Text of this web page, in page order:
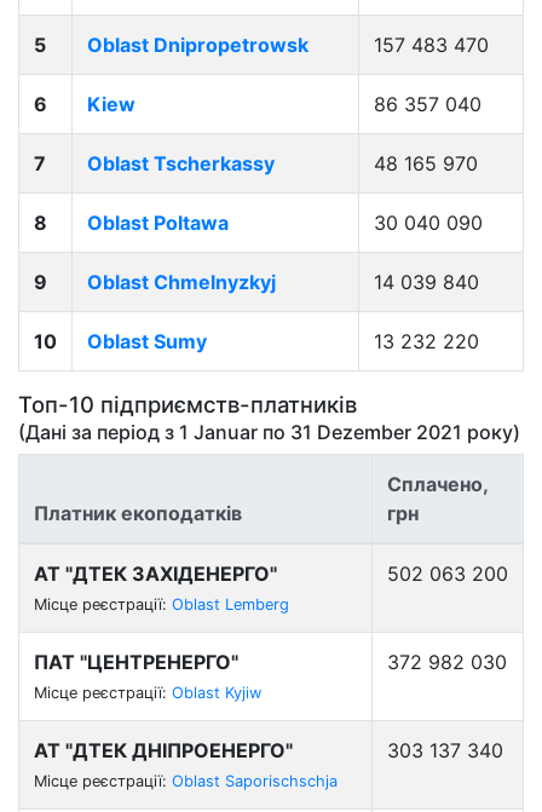
5 Oblast Dnipropetrowsk 157 483 470
6 Kiew 86 357 040
7 Oblast Tscherkassy 48 165 970
8 Oblast Poltawa 30 040 090
9 Oblast Chmelnyzkyj 14 039 840
10 Oblast Sumy 13 232 220
Топ-10 підприємств-платників
(Дані за період з 1 Januar по 31 Dezember 2021 року)
Платник екоподатків
Сплачено,
грн
АТ "ДТЕК ЗАХІДЕНЕРГО"
Місце реєстрації: Oblast Lemberg
502 063 200
ПАТ "ЦЕНТРЕНЕРГО"
Місце реєстрації: Oblast Kyjiw
372 982 030
АТ "ДТЕК ДНІПРОЕНЕРГО"
Місце реєстрації: Oblast Saporischschja
303 137 340